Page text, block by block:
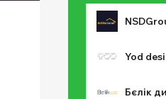
Yod
Бєлік